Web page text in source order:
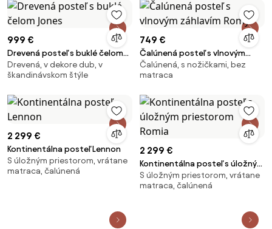
999 €
Drevená posteľ s buklé čelom
Jones
Drevená, v dekore dub, v
škandinávskom štýle
749 €
Čalúnená posteľ s vlnovým
záhlavím Romy
Čalúnená, s nožičkami, bez
matraca
2 299 €
Kontinentálna posteľ Lennon
S úložným priestorom, vrátane
matraca, čalúnená
2 299 €
Kontinentálna posteľ s úložným
priestorom Romia
S úložným priestorom, vrátane
matraca, čalúnená